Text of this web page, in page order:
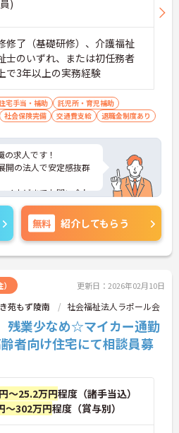
)
修了（基礎研修）、介護福祉
士のいずれ、または初任務者
で3年以上の実務経験
宅手当・補助
託児所・育児補助
社会保険完備 交通費支給 退職金制度あり
の求人です！
開の法人で安定感抜群
イナビまでお問い合わ
お伝えします！
無料 紹介してもらう
更新日：2026年02月10日
苑もず陵南 社会福祉法人ラポール会
残業少なめ☆マイカー通勤
者向け住宅にて相談員募
～25.2万円程度（諸手当込）
～302万円程度（賞与別）